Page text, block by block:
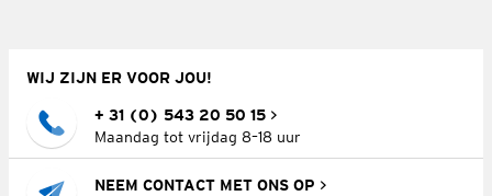
WIJ ZIJN ER VOOR JOU!
+ 31 (0) 543 20 50 15
Maandag tot vrijdag 8–18 uur
NEEM CONTACT MET ONS OP